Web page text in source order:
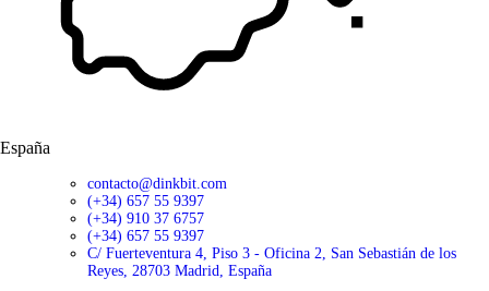
España
contacto@dinkbit.com
(+34) 657 55 9397
(+34) 910 37 6757
(+34) 657 55 9397
C/ Fuerteventura 4, Piso 3 - Oficina 2, San Sebastián de los
Reyes, 28703 Madrid, España